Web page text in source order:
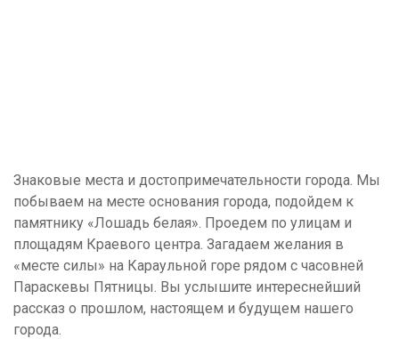
Знаковые места и достопримечательности города. Мы
побываем на месте основания города, подойдем к
памятнику «Лошадь белая». Проедем по улицам и
площадям Краевого центра. Загадаем желания в
«месте силы» на Караульной горе рядом с часовней
Параскевы Пятницы. Вы услышите интереснейший
рассказ о прошлом, настоящем и будущем нашего
города.